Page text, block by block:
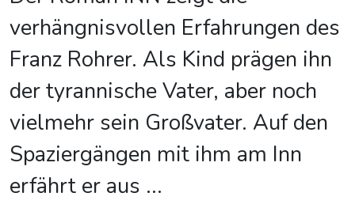
verhängnisvollen Erfahrungen des
Franz Rohrer. Als Kind prägen ihn
der tyrannische Vater, aber noch
vielmehr sein Großvater. Auf den
Spaziergängen mit ihm am Inn
erfährt er aus ...